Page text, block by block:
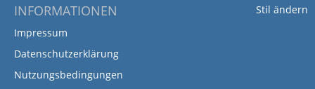
Stil ändern
INFORMATIONEN
Impressum
Datenschutzerklärung
Nutzungsbedingungen